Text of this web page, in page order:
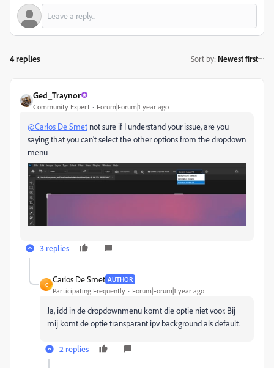
4 replies Sort by: Newest first
Ged_Traynor
Community Expert Forum|Forum|1 year ago
@Carlos De Smet not sure if I understand your issue, are you
saying that you can't select the other options from the dropdown
menu
3 replies
C
Carlos De Smet AUTHOR
Participating Frequently Forum|Forum|1 year ago
Ja, idd in de dropdownmenu komt die optie niet voor. Bij
mij komt de optie transparant ipv background als default.
2 replies